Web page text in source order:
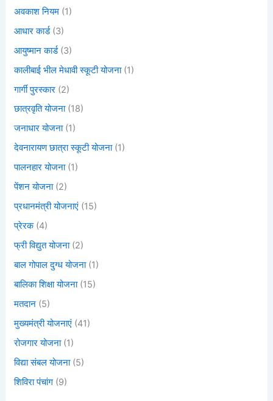
अवकाश नियम (1)
आधार कार्ड(3)
आयुष्मान कार्ड(3)
कालीबाई भील मेधावी स्कूटी योजना(1)
गार्गी पुरस्कार (2)
छात्रवृति योजना(18)
जनाधार योजना(1)
देवनारायण छात्रा स्कूटी योजना(1)
पालनहार योजना(1)
पेंशन योजना(2)
प्रधानमंत्री योजनाएं (15)
प्रेरक(4)
फ्री विद्युत योजना(2)
बाल गोपाल दुग्ध योजना(1)
बालिका शिक्षा योजना(15)
मतदान (5)
मुख्यमंत्री योजनाएं (41)
रोजगार योजना(1)
विद्या संबल योजना(5)
शिविरा पंचांग (9)